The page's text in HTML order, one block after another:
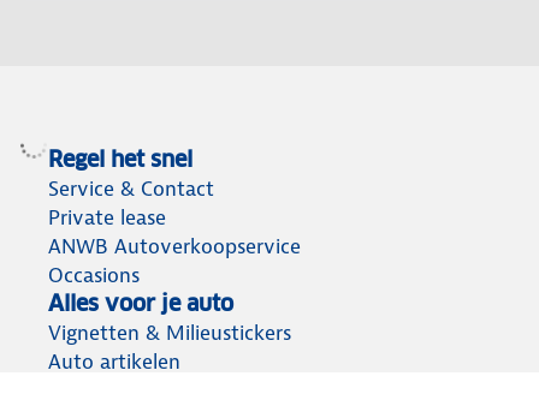
Regel het snel
Service & Contact
Private lease
ANWB Autoverkoopservice
Occasions
Alles voor je auto
Vignetten & Milieustickers
Auto artikelen